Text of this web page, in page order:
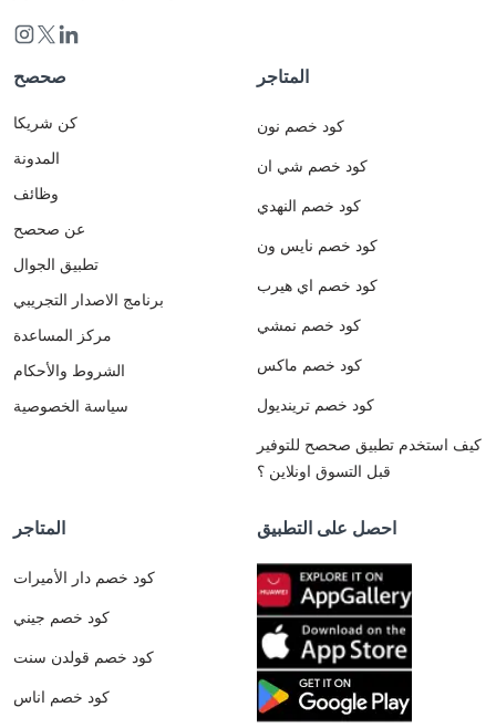
صحصح
كن شريكا
المدونة
وظائف
عن صحصح
تطبيق الجوال
برنامج الاصدار التجريبي
مركز المساعدة
الشروط والأحكام
سياسة الخصوصية
المتاجر
كود خصم نون
كود خصم شي ان
كود خصم النهدي
كود خصم نايس ون
كود خصم اي هيرب
كود خصم نمشي
كود خصم ماكس
كود خصم ترينديول
كيف استخدم تطبيق صحصح للتوفير
قبل التسوق اونلاين ؟
المتاجر
كود خصم دار الأميرات
كود خصم جيني
كود خصم قولدن سنت
كود خصم اناس
احصل على التطبيق